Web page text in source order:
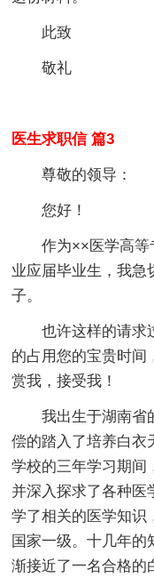
此致
敬礼
医生求职信 篇3
尊敬的领导：
您好！
作为××医学高
业应届毕业生，我急
子。
也许这样的请求
的占用您的宝贵时间
赏我，接受我！
我出生于湖南省
偿的踏入了培养白衣
学校的三年学习期间
并深入探求了各种医
学了相关的医学知识
国家一级。十几年的
渐接近了一名合格的